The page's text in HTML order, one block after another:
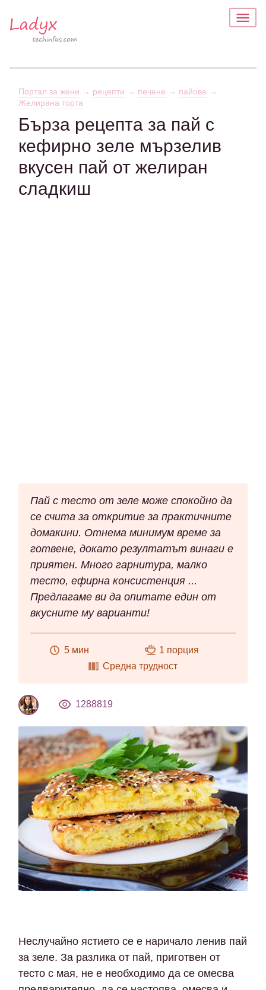
Портал за жени → рецепти → печене → пайове →
Желирана торта
Бърза рецепта за пай с
кефирно зеле мързелив
вкусен пай от желиран
сладкиш
Пай с тесто от зеле може спокойно да
се счита за откритие за практичните
домакини. Отнема минимум време за
готвене, докато резултатът винаги е
приятен. Много гарнитура, малко
тесто, ефирна консистенция ...
Предлагаме ви да опитате един от
вкусните му варианти!
5 мин
1 порция
Средна трудност
1288819
Неслучайно ястието се е наричало ленив пай
за зеле. За разлика от пай, приготвен от
тесто с мая, не е необходимо да се омесва